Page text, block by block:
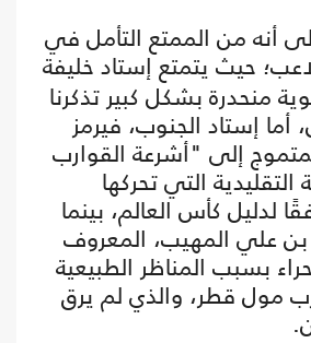
أنه من الممتع التأمل في
حيث يتمتع إستاد خليفة
منحدرة بشكل كبير تذكرنا
إستاد الجنوب، فيرمز
إلى "أشرعة القوارب
التقليدية التي تحركها
لدليل كأس العالم، بينما
بن علي المهيب، المعروف
بسبب المناظر الطبيعية
مول قطر، والذي لم يرق